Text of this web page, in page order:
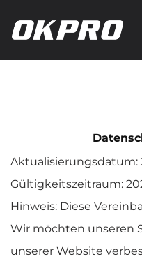
Aktualisierungsdatum:
Gültigkeitszeitraum:
Hinweis: Diese
Wir möchten unseren
unserer Website